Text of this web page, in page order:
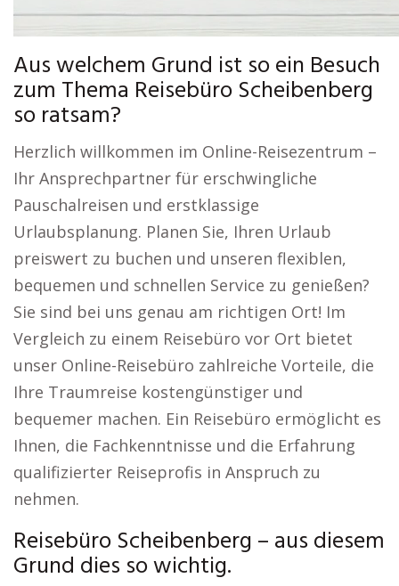
Aus welchem Grund ist so ein Besuch
zum Thema Reisebüro Scheibenberg
so ratsam?
Herzlich willkommen im Online-Reisezentrum –
Ihr Ansprechpartner für erschwingliche
Pauschalreisen und erstklassige
Urlaubsplanung. Planen Sie, Ihren Urlaub
preiswert zu buchen und unseren flexiblen,
bequemen und schnellen Service zu genießen?
Sie sind bei uns genau am richtigen Ort! Im
Vergleich zu einem Reisebüro vor Ort bietet
unser Online-Reisebüro zahlreiche Vorteile, die
Ihre Traumreise kostengünstiger und
bequemer machen. Ein Reisebüro ermöglicht es
Ihnen, die Fachkenntnisse und die Erfahrung
qualifizierter Reiseprofis in Anspruch zu
nehmen.
Reisebüro Scheibenberg – aus diesem
Grund dies so wichtig.